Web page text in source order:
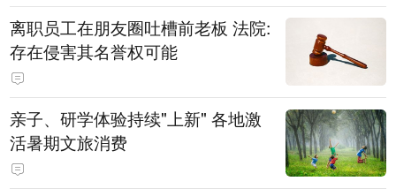
离职员工在朋友圈吐槽前老板 法院:
存在侵害其名誉权可能
亲子、研学体验持续"上新" 各地激
活暑期文旅消费